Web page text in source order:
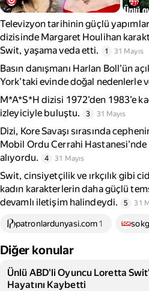
Televizyon tarihinin güçlü
dizisinde Margaret Houlihan
Swit, yaşama veda etti.
1 31 Mayıs
Basın danışmanı Harlan Boll'ün
York’taki evinde doğal nedenlerle
M*A*S*H dizisi 1972’den 1983’e
izleyiciyle buluştu.
3 31 Mayıs
Dizi, Kore Savaşı sırasında
Mobil Ordu Cerrahi Hastanesi'nde
alıyordu.
4 31 Mayıs
Swit, cinsiyetçilik ve ırkçılık gibi
kadın karakterlerin daha güçlü
devamlı iletişim halindeydi.
5 31
patronlardunyasi.com1
Diğer konular
Ünlü ABD'li Oyuncu Loretta
Hayatını Kaybetti